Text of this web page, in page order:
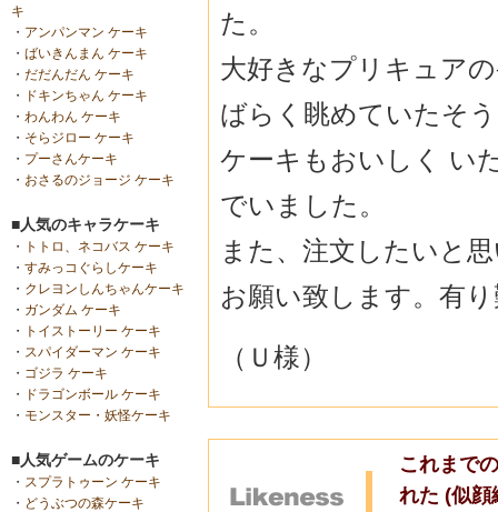
キ
・ アンパンマン ケーキ
・ ばいきんまん ケーキ
・ だだんだん ケーキ
・
ドキンちゃん ケーキ
・ わんわん ケーキ
・ そらジロー ケーキ
・ プーさんケーキ
・ おさるのジョージ ケーキ
■人気のキャラケーキ
・
トトロ、ネコバス ケーキ
・ すみっコぐらしケーキ
・ クレヨンしんちゃんケーキ
・ ガンダム ケーキ
・
トイストーリー ケーキ
・ スパイダーマン ケーキ
・ ゴジラ ケーキ
・
ドラゴンボール ケーキ
・ モンスター・妖怪ケーキ
■人気ゲームのケーキ
・ スプラトゥーン ケーキ
・ どうぶつの森ケーキ
た。
大好きなプリキュア
ばらく眺めていたそ
ケーキもおいしく い
でいました。
また、注文したいと
お願い致します。有
（Ｕ様）
これまで
れた (似顔